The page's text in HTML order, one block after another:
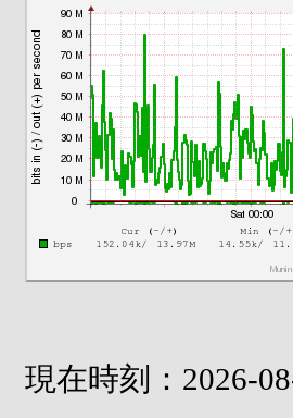
現在時刻：2026-